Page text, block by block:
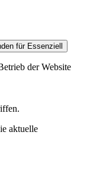
für Essenziell
der Website
aktuelle